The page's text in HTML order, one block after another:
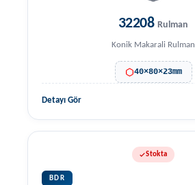
32208Rulman
Konik Makarali Rulman
40×80×23mm
Detayı Gör
Stokta
BDR